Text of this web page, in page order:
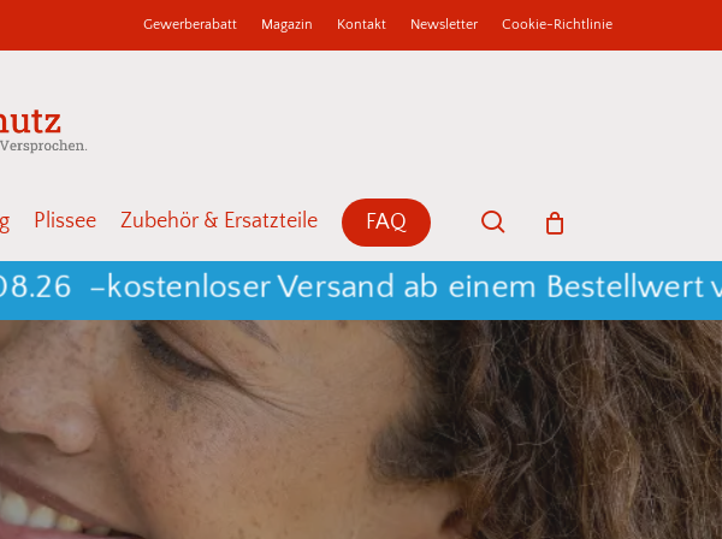
Gewerberabatt Magazin Kontakt Newsletter Cookie-Richtlinie
Plissee Zubehör & Ersatzteile FAQ search
Warenkorb
Close
–kostenloser Versand ab einem Bestellwert von